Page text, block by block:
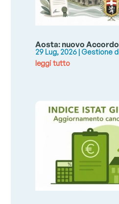
Aosta: nuovo
29 Lug, 2026 | Gestione
leggi tutto